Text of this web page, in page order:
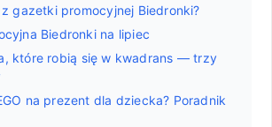
gazetki promocyjnej Biedronki?
Biedronki na lipiec
które robią się w kwadrans — trzy
na prezent dla dziecka? Poradnik